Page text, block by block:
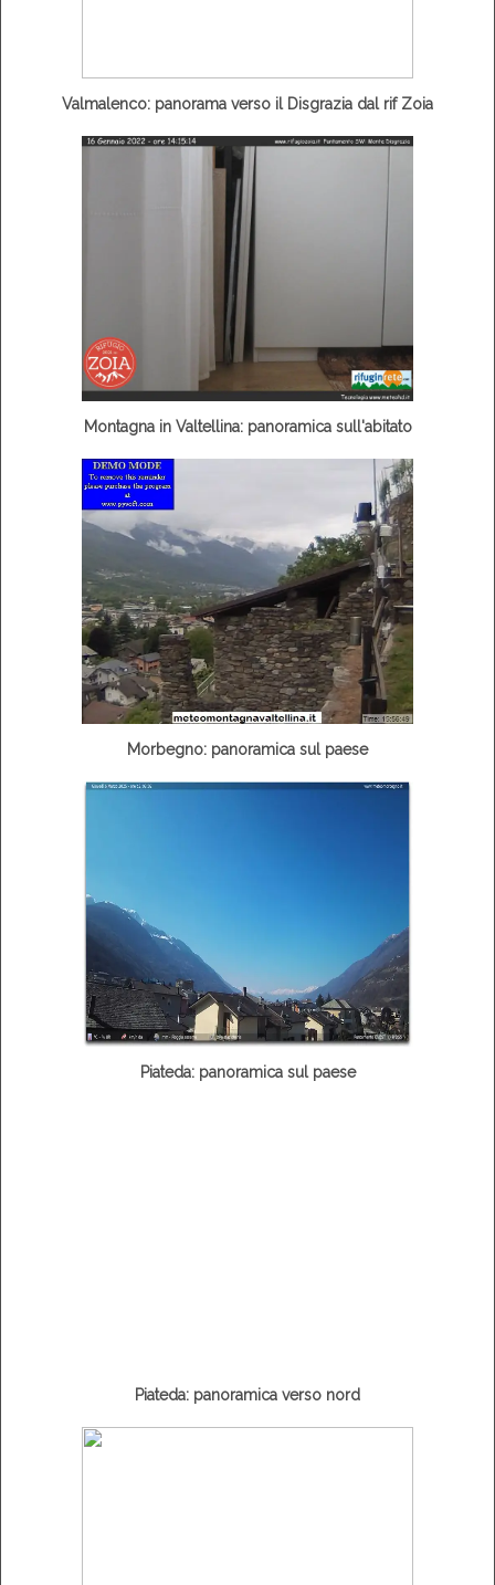
Valmalenco: panorama verso il Disgrazia dal rif Zoia
Montagna in Valtellina: panoramica sull'abitato
Morbegno: panoramica sul paese
Piateda: panoramica sul paese
Piateda: panoramica verso nord